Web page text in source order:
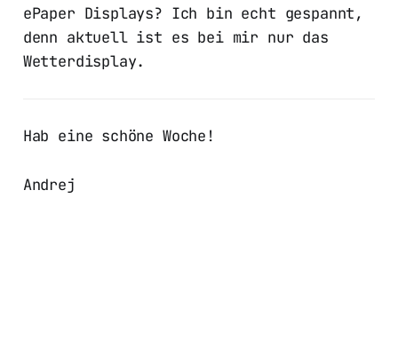
ePaper Displays? Ich bin echt gespannt,
denn aktuell ist es bei mir nur das
Wetterdisplay.
Hab eine schöne Woche!
Andrej